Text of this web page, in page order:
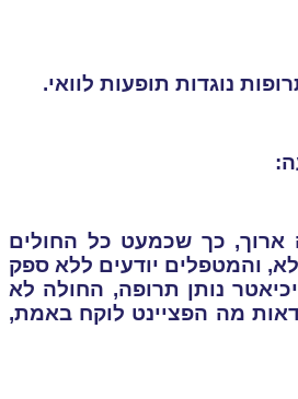
נוגדות תופעות לוואי.
ארוך, כך שכמעט כל החולים
והמטפלים יודעים ללא ספק
נותן תרופה, החולה לא
מה הפציינט לוקח באמת,